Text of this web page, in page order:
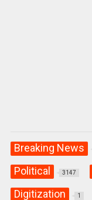
Breaking News
Political 3147
Digitization 1